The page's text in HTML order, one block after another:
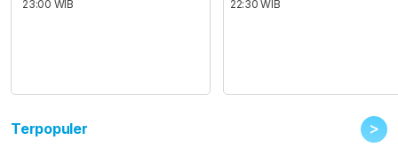
23:00 WIB
22:30 WIB
Terpopuler >